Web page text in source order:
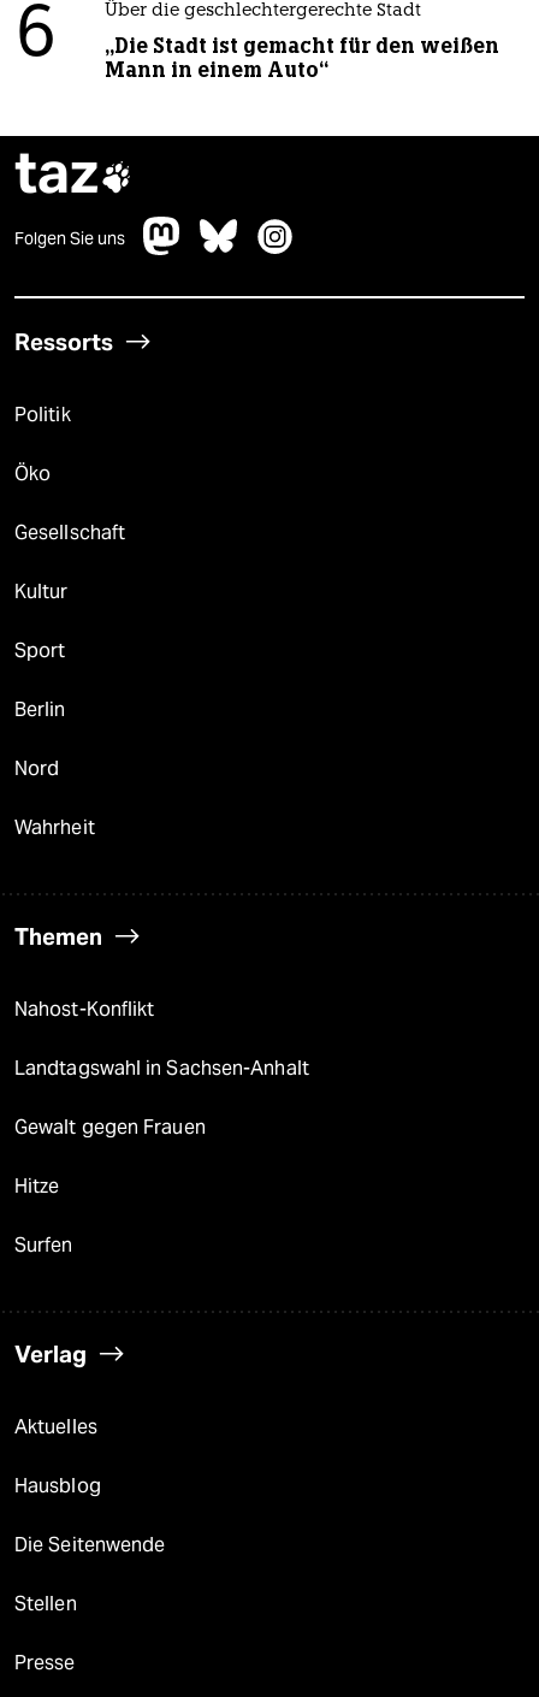
6 Über die geschlechtergerechte Stadt
„Die Stadt ist gemacht für den weißen
Mann in einem Auto“
taz
Folgen Sie uns
Ressorts
Politik
Öko
Gesellschaft
Kultur
Sport
Berlin
Nord
Wahrheit
Themen
Nahost-Konflikt
Landtagswahl in Sachsen-Anhalt
Gewalt gegen Frauen
Hitze
Surfen
Verlag
Aktuelles
Hausblog
Die Seitenwende
Stellen
Presse